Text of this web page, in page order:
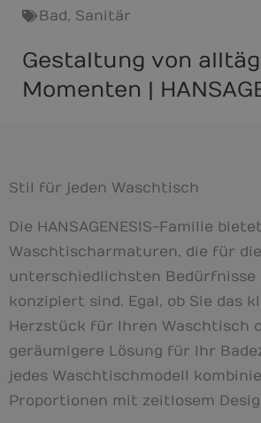
Bad, Sanitär
Gestaltung von
Momenten |
Stil für jeden Waschtisch
Die HANSAGENESIS-Familie
Waschtischarmaturen, die für die
unterschiedlichsten Bedürfnisse
konzipiert sind. Egal, ob Sie das
Herzstück für Ihren Waschtisch
geräumigere Lösung für Ihr
jedes Waschtischmodell
Proportionen mit zeitlosem